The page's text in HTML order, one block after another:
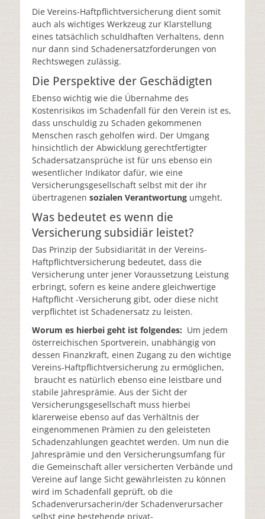
Die Vereins-Haftpflichtversicherung dient somit
auch als wichtiges Werkzeug zur Klarstellung
eines tatsächlich schuldhaften Verhaltens, denn
nur dann sind Schadenersatzforderungen von
Rechtswegen zulässig.
Die Perspektive der Geschädigten
Ebenso wichtig wie die Übernahme des
Kostenrisikos im Schadenfall für den Verein ist es,
dass unschuldig zu Schaden gekommenen
Menschen rasch geholfen wird. Der Umgang
hinsichtlich der Abwicklung gerechtfertigter
Schadersatzansprüche ist für uns ebenso ein
wesentlicher Indikator dafür, wie eine
Versicherungsgesellschaft selbst mit der ihr
übertragenen sozialen Verantwortung umgeht.
Was bedeutet es wenn die
Versicherung subsidiär leistet?
Das Prinzip der Subsidiarität in der Vereins-
Haftpflichtversicherung bedeutet, dass die
Versicherung unter jener Voraussetzung Leistung
erbringt, sofern es keine andere gleichwertige
Haftpflicht -Versicherung gibt, oder diese nicht
verpflichtet ist Schadenersatz zu leisten.
Worum es hierbei geht ist folgendes: Um jedem
österreichischen Sportverein, unabhängig von
dessen Finanzkraft, einen Zugang zu den wichtige
Vereins-Haftpflichtversicherung zu ermöglichen,
braucht es natürlich ebenso eine leistbare und
stabile Jahresprämie. Aus der Sicht der
Versicherungsgesellschaft muss hierbei
klarerweise ebenso auf das Verhältnis der
eingenommenen Prämien zu den geleisteten
Schadenzahlungen geachtet werden. Um nun die
Jahresprämie und den Versicherungsumfang für
die Gemeinschaft aller versicherten Verbände und
Vereine auf lange Sicht gewährleisten zu können
wird im Schadenfall geprüft, ob die
Schadenverursacherin/der Schadenverursacher
selbst eine bestehende privat-